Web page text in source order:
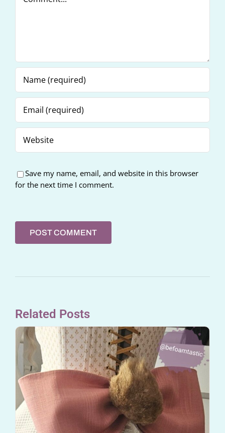
Save my name, email, and website in this browser
for the next time I comment.
Related Posts